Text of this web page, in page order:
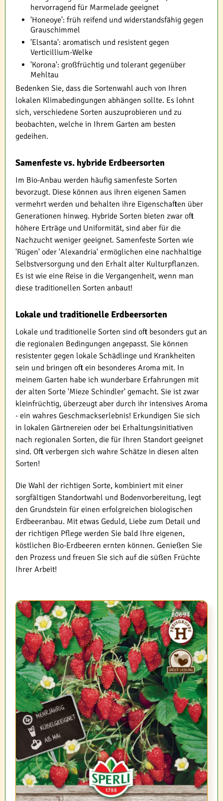
hervorragend für Marmelade geeignet
'Honeoye': früh reifend und widerstandsfähig gegen
Grauschimmel
'Elsanta': aromatisch und resistent gegen
Verticillium-Welke
'Korona': großfrüchtig und tolerant gegenüber
Mehltau
Bedenken Sie, dass die Sortenwahl auch von Ihren
lokalen Klimabedingungen abhängen sollte. Es lohnt
sich, verschiedene Sorten auszuprobieren und zu
beobachten, welche in Ihrem Garten am besten
gedeihen.
Samenfeste vs. hybride Erdbeersorten
Im Bio-Anbau werden häufig samenfeste Sorten
bevorzugt. Diese können aus ihren eigenen Samen
vermehrt werden und behalten ihre Eigenschaften über
Generationen hinweg. Hybride Sorten bieten zwar oft
höhere Erträge und Uniformität, sind aber für die
Nachzucht weniger geeignet. Samenfeste Sorten wie
'Rügen' oder 'Alexandria' ermöglichen eine nachhaltige
Selbstversorgung und den Erhalt alter Kulturpflanzen.
Es ist wie eine Reise in die Vergangenheit, wenn man
diese traditionellen Sorten anbaut!
Lokale und traditionelle Erdbeersorten
Lokale und traditionelle Sorten sind oft besonders gut an
die regionalen Bedingungen angepasst. Sie können
resistenter gegen lokale Schädlinge und Krankheiten
sein und bringen oft ein besonderes Aroma mit. In
meinem Garten habe ich wunderbare Erfahrungen mit
der alten Sorte 'Mieze Schindler' gemacht. Sie ist zwar
kleinfrüchtig, überzeugt aber durch ihr intensives Aroma
- ein wahres Geschmackserlebnis! Erkundigen Sie sich
in lokalen Gärtnereien oder bei Erhaltungsinitiativen
nach regionalen Sorten, die für Ihren Standort geeignet
sind. Oft verbergen sich wahre Schätze in diesen alten
Sorten!
Die Wahl der richtigen Sorte, kombiniert mit einer
sorgfältigen Standortwahl und Bodenvorbereitung, legt
den Grundstein für einen erfolgreichen biologischen
Erdbeeranbau. Mit etwas Geduld, Liebe zum Detail und
der richtigen Pflege werden Sie bald Ihre eigenen,
köstlichen Bio-Erdbeeren ernten können. Genießen Sie
den Prozess und freuen Sie sich auf die süßen Früchte
Ihrer Arbeit!